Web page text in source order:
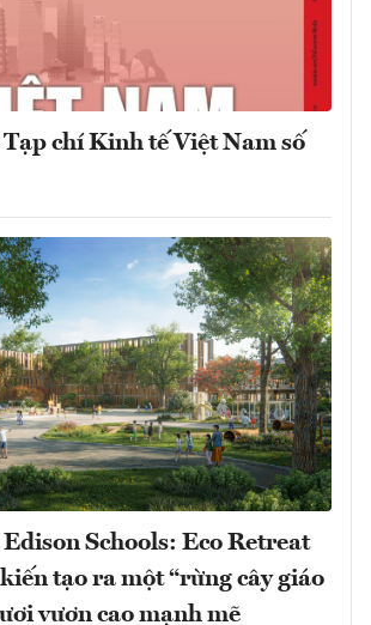
chí Kinh tế Việt Nam số
Schools: Eco Retreat
tạo ra một “rừng cây giáo
vươn cao mạnh mẽ